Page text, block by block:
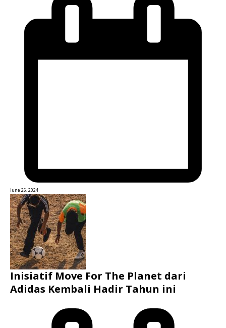
June 26, 2024
Inisiatif Move For The Planet dari
Adidas Kembali Hadir Tahun ini